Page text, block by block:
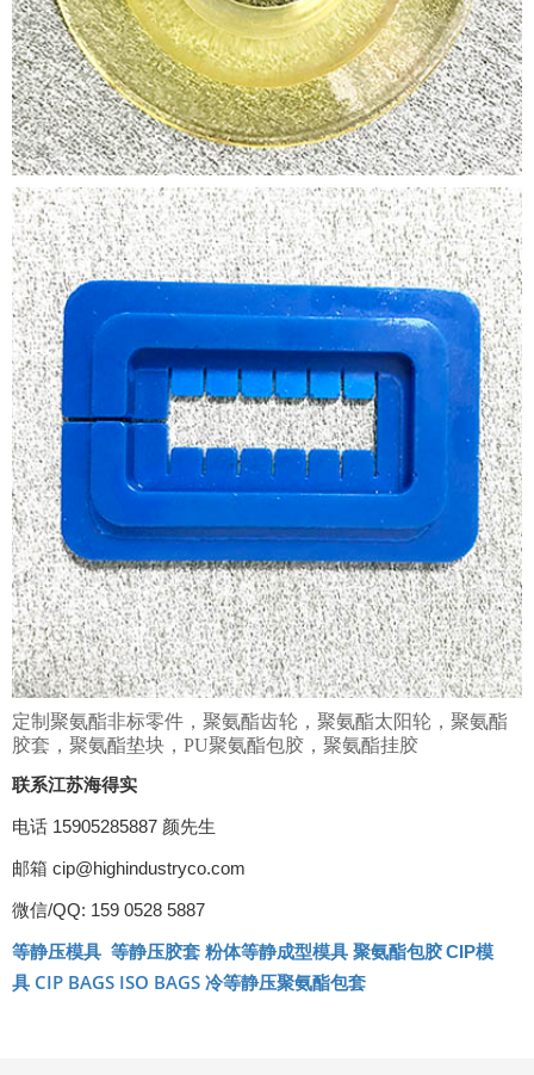
定制聚氨酯非标零件，聚氨酯齿轮，聚氨酯太阳轮，聚氨酯
胶套，聚氨酯垫块，PU聚氨酯包胶，聚氨酯挂胶
联系江苏海得实
电话 15905285887 颜先生
邮箱 cip@highindustryco.com
微信/QQ: 159 0528 5887
等静压模具 等静压胶套 粉体等静成型模具 聚氨酯包胶CIP模
具 CIP BAGS ISO BAGS 冷等静压聚氨酯包套